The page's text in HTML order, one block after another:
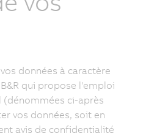
données à caractère
qui propose l'emploi
(dénommées ci-après
vos données, soit en
avis de confidentialité